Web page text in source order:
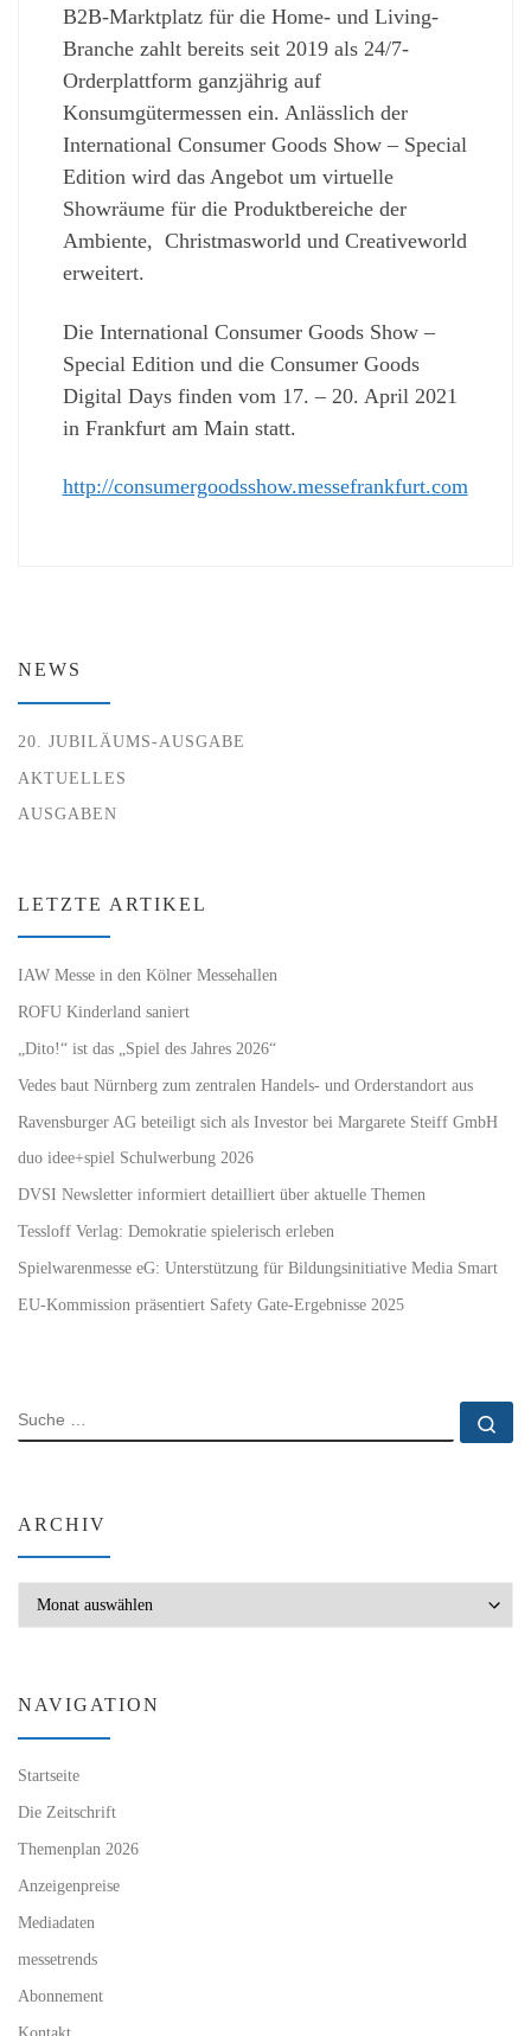
B2B-Marktplatz für die Home- und Living-
Branche zahlt bereits seit 2019 als 24/7-
Orderplattform ganzjährig auf
Konsumgütermessen ein. Anlässlich der
International Consumer Goods Show – Special
Edition wird das Angebot um virtuelle
Showräume für die Produktbereiche der
Ambiente, Christmasworld und Creativeworld
erweitert.
Die International Consumer Goods Show –
Special Edition und die Consumer Goods
Digital Days finden vom 17. – 20. April 2021
in Frankfurt am Main statt.
http://consumergoodsshow.messefrankfurt.com
NEWS
20. JUBILÄUMS-AUSGABE
AKTUELLES
AUSGABEN
LETZTE ARTIKEL
IAW Messe in den Kölner Messehallen
ROFU Kinderland saniert
„Dito!“ ist das „Spiel des Jahres 2026“
Vedes baut Nürnberg zum zentralen Handels- und Orderstandort aus
Ravensburger AG beteiligt sich als Investor bei Margarete Steiff GmbH
duo idee+spiel Schulwerbung 2026
DVSI Newsletter informiert detailliert über aktuelle Themen
Tessloff Verlag: Demokratie spielerisch erleben
Spielwarenmesse eG: Unterstützung für Bildungsinitiative Media Smart
EU-Kommission präsentiert Safety Gate-Ergebnisse 2025
SUCHE
ARCHIV
NAVIGATION
Startseite
Die Zeitschrift
Themenplan 2026
Anzeigenpreise
Mediadaten
messetrends
Abonnement
Kontakt